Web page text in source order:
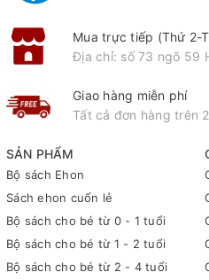
SẢN PHẨM
Bộ sách Ehon
Sách ehon cuốn lẻ
Bộ sách cho bé từ 0 - 1 tuổi
Bộ sách cho bé từ 1 - 2 tuổi
Bộ sách cho bé từ 2 - 4 tuổi
Mua trực tiếp (Thứ 2-
Địa chỉ: số 73 ngõ 59
Giao hàng miễn phí
Tất cả đơn hàng trên